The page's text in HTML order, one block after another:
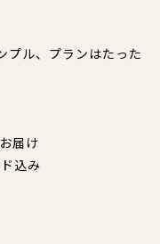
ル、プランはたった
届け
込み